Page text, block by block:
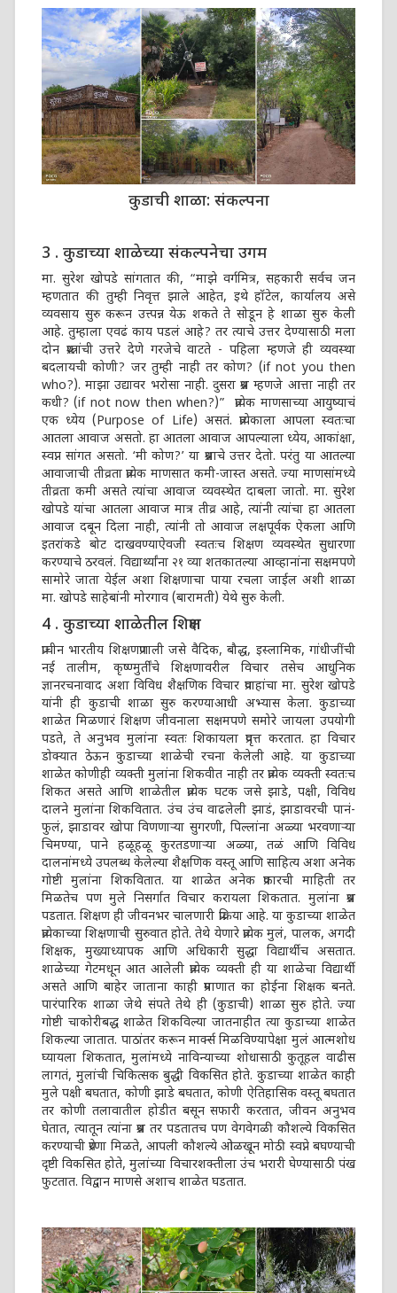
कुडाची शाळा: संकल्पना
3 . कुडाच्या शाळेच्या संकल्पनेचा उगम
मा. सुरेश खोपडे सांगतात की, “माझे वर्गमित्र, सहकारी सर्वच जन
म्हणतात की तुम्ही निवृत्त झाले आहेत, इथे हॉटेल, कार्यालय असे
व्यवसाय सुरु करून उत्त्पन्न येऊ शकते ते सोडून हे शाळा सुरु केली
आहे. तुम्हाला एवढं काय पडलं आहे? तर त्याचे उत्तर देण्यासाठी मला
दोन प्रश्न्नांची उत्तरे देणे गरजेचे वाटते - पहिला म्हणजे ही व्यवस्था
बदलायची कोणी? जर तुम्ही नाही तर कोण? (if not you then
who?). माझा उद्यावर भरोसा नाही. दुसरा प्रश्न म्हणजे आत्ता नाही तर
कधी? (if not now then when?)” प्रत्येक माणसाच्या आयुष्याचं
एक ध्येय (Purpose of Life) असतं. प्रत्येकाला आपला स्वतःचा
आतला आवाज असतो. हा आतला आवाज आपल्याला ध्येय, आकांक्षा,
स्वप्न सांगत असतो. ‘मी कोण?’ या प्रश्नाचे उत्तर देतो. परंतु या आतल्या
आवाजाची तीव्रता प्रत्येक माणसात कमी-जास्त असते. ज्या माणसांमध्ये
तीव्रता कमी असते त्यांचा आवाज व्यवस्थेत दाबला जातो. मा. सुरेश
खोपडे यांचा आतला आवाज मात्र तीव्र आहे, त्यांनी त्यांचा हा आतला
आवाज दबून दिला नाही, त्यांनी तो आवाज लक्षपूर्वक ऐकला आणि
इतरांकडे बोट दाखवण्याऐवजी स्वतःच शिक्षण व्यवस्थेत सुधारणा
करण्याचे ठरवलं. विद्यार्थ्यांना २१ व्या शतकातल्या आव्हानांना सक्षमपणे
सामोरे जाता येईल अशा शिक्षणाचा पाया रचला जाईल अशी शाळा
मा. खोपडे साहेबांनी मोरगाव (बारामती) येथे सुरु केली.
4 . कुडाच्या शाळेतील शिक्षण
प्राचीन भारतीय शिक्षणप्रणाली जसे वैदिक, बौद्ध, इस्लामिक, गांधीजींची
नई तालीम, कृष्ण्मुर्तींचे शिक्षणावरील विचार तसेच आधुनिक
ज्ञानरचनावाद अशा विविध शैक्षणिक विचार प्रवाहांचा मा. सुरेश खोपडे
यांनी ही कुडाची शाळा सुरु करण्याआधी अभ्यास केला. कुडाच्या
शाळेत मिळणारं शिक्षण जीवनाला सक्षमपणे समोरे जायला उपयोगी
पडते, ते अनुभव मुलांना स्वतः शिकायला प्रवृत्त करतात. हा विचार
डोक्यात ठेऊन कुडाच्या शाळेची रचना केलेली आहे. या कुडाच्या
शाळेत कोणीही व्यक्ती मुलांना शिकवीत नाही तर प्रत्येक व्यक्ती स्वतःच
शिकत असते आणि शाळेतील प्रत्येक घटक जसे झाडे, पक्षी, विविध
दालने मुलांना शिकवितात. उंच उंच वाढलेली झाडं, झाडावरची पानं-
फुलं, झाडावर खोपा विणणाऱ्या सुगरणी, पिल्लांना अळ्या भरवणाऱ्या
चिमण्या, पाने हळूहळू कुरतडणाऱ्या अळ्या, तळं आणि विविध
दालनांमध्ये उपलब्ध केलेल्या शैक्षणिक वस्तू आणि साहित्य अशा अनेक
गोष्टी मुलांना शिकवितात. या शाळेत अनेक प्रकारची माहिती तर
मिळतेच पण मुले निसर्गात विचार करायला शिकतात. मुलांना प्रश्न
पडतात. शिक्षण ही जीवनभर चालणारी प्रक्रिया आहे. या कुडाच्या शाळेत
प्रत्येकाच्या शिक्षणाची सुरुवात होते. तेथे येणारे प्रत्येक मुलं, पालक, अगदी
शिक्षक, मुख्याध्यापक आणि अधिकारी सुद्धा विद्यार्थीच असतात.
शाळेच्या गेटमधून आत आलेली प्रत्येक व्यक्ती ही या शाळेचा विद्यार्थी
असते आणि बाहेर जाताना काही प्रमाणात का होईना शिक्षक बनते.
पारंपारिक शाळा जेथे संपते तेथे ही (कुडाची) शाळा सुरु होते. ज्या
गोष्टी चाकोरीबद्ध शाळेत शिकविल्या जातनाहीत त्या कुडाच्या शाळेत
शिकल्या जातात. पाठांतर करून मार्क्स मिळविण्यापेक्षा मुलं आत्मशोध
घ्यायला शिकतात, मुलांमध्ये नाविन्याच्या शोधासाठी कुतूहल वाढीस
लागतं, मुलांची चिकित्सक बुद्धी विकसित होते. कुडाच्या शाळेत काही
मुले पक्षी बघतात, कोणी झाडे बघतात, कोणी ऐतिहासिक वस्तू बघतात
तर कोणी तलावातील होडीत बसून सफारी करतात, जीवन अनुभव
घेतात, त्यातून त्यांना प्रश्न तर पडतातच पण वेगवेगळी कौशल्ये विकसित
करण्याची प्रेरणा मिळते, आपली कौशल्ये ओळखून मोठी स्वप्ने बघण्याची
दृष्टी विकसित होते, मुलांच्या विचारशक्तीला उंच भरारी घेण्यासाठी पंख
फुटतात. विद्वान माणसे अशाच शाळेत घडतात.